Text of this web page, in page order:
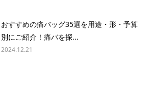
おすすめの痛バッグ35選を用途・形・予算
別にご紹介！痛バを探...
2024.12.21